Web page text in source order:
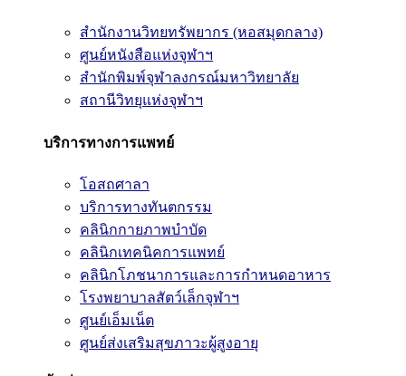
สำนักงานวิทยทรัพยากร (หอสมุดกลาง)
ศูนย์หนังสือแห่งจุฬาฯ
สำนักพิมพ์จุฬาลงกรณ์มหาวิทยาลัย
สถานีวิทยุแห่งจุฬาฯ
บริการทางการแพทย์
โอสถศาลา
บริการทางทันตกรรม
คลินิกกายภาพบำบัด
คลินิกเทคนิคการแพทย์
คลินิกโภชนาการและการกำหนดอาหาร
โรงพยาบาลสัตว์เล็กจุฬาฯ
ศูนย์เอ็มเน็ต
ศูนย์ส่งเสริมสุขภาวะผู้สูงอายุ